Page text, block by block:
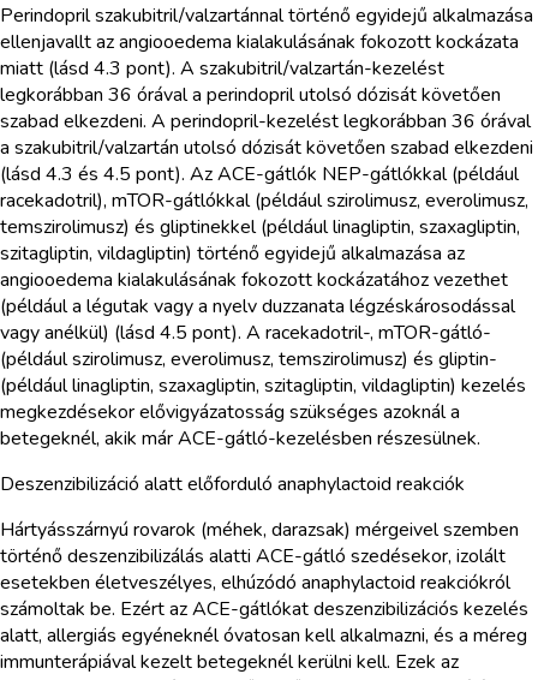
Perindopril szakubitril/valzartánnal történő egyidejű alkalmazása
ellenjavallt az angiooedema kialakulásának fokozott kockázata
miatt (lásd 4.3 pont). A szakubitril/valzartán-kezelést
legkorábban 36 órával a perindopril utolsó dózisát követően
szabad elkezdeni. A perindopril-kezelést legkorábban 36 órával
a szakubitril/valzartán utolsó dózisát követően szabad elkezdeni
(lásd 4.3 és 4.5 pont). Az ACE-gátlók NEP-gátlókkal (például
racekadotril), mTOR-gátlókkal (például szirolimusz, everolimusz,
temszirolimusz) és gliptinekkel (például linagliptin, szaxagliptin,
szitagliptin, vildagliptin) történő egyidejű alkalmazása az
angiooedema kialakulásának fokozott kockázatához vezethet
(például a légutak vagy a nyelv duzzanata légzéskárosodással
vagy anélkül) (lásd 4.5 pont). A racekadotril-, mTOR-gátló-
(például szirolimusz, everolimusz, temszirolimusz) és gliptin-
(például linagliptin, szaxagliptin, szitagliptin, vildagliptin) kezelés
megkezdésekor elővigyázatosság szükséges azoknál a
betegeknél, akik már ACE-gátló-kezelésben részesülnek.
Deszenzibilizáció alatt előforduló anaphylactoid reakciók
Hártyásszárnyú rovarok (méhek, darazsak) mérgeivel szemben
történő deszenzibilizálás alatti ACE-gátló szedésekor, izolált
esetekben életveszélyes, elhúzódó anaphylactoid reakciókról
számoltak be. Ezért az ACE-gátlókat deszenzibilizációs kezelés
alatt, allergiás egyéneknél óvatosan kell alkalmazni, és a méreg
immunterápiával kezelt betegeknél kerülni kell. Ezek az